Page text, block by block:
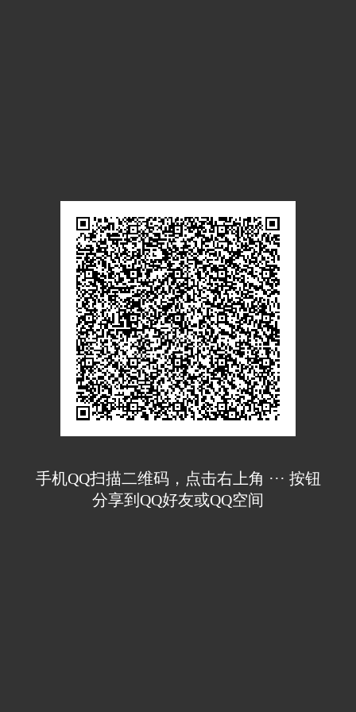
手机QQ扫描二维码，点击右上角 ··· 按钮
分享到QQ好友或QQ空间